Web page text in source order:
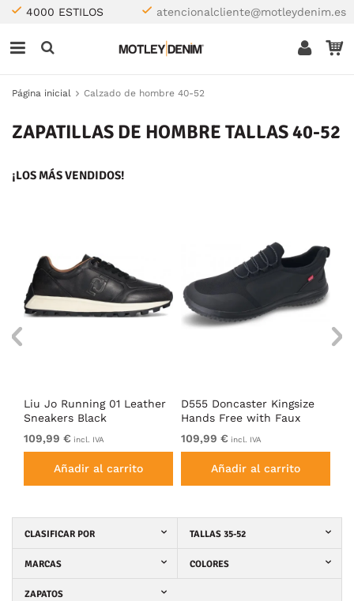
4000 ESTILOS atencionalcliente@motleydenim.es
Página inicial Calzado de hombre 40-52
ZAPATILLAS DE HOMBRE TALLAS 40-52
¡LOS MÁS VENDIDOS!
Liu Jo Running 01 Leather
Sneakers Black
109,99 € incl. IVA
Añadir al carrito
D555 Doncaster Kingsize
Hands Free with Faux
Laces Black
109,99 € incl. IVA
Añadir al carrito
CLASIFICAR POR TALLAS 35-52
MARCAS COLORES
ZAPATOS